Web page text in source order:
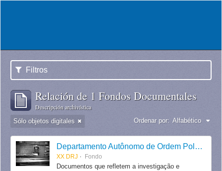
Filtros
Relación de 1 Fondos Documentales
Descripción archivística
Sólo objetos digitales Ordenar por: Alfabético
Departamento Autônomo de Ordem Política e Social do Estado do Rio de Janeiro
XX DRJ Fondo
Documentos que refletem a investigação e